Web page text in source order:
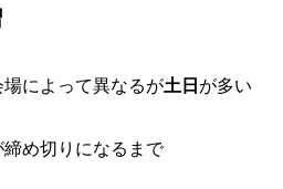
場によって異なるが土日 が多い
締め切りになるまで